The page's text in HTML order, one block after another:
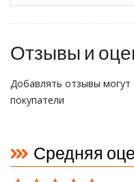
Отзывы и
Добавлять отзывы могут
покупатели
Средняя